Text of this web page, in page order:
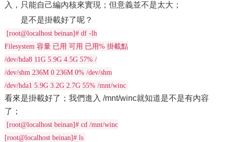
入，只能自己編內核來實現；但意義並不是太大；
是不是掛載好了呢？
[root@localhost beinan]# df -lh
Filesystem 容量 已用 可用 已用% 掛載點
/dev/hda8 11G 5.9G 4.5G 57% /
/dev/shm 236M 0 236M 0% /dev/shm
/dev/hda1 5.9G 3.2G 2.7G 55% /mnt/winc
看來是掛載好了；我們進入 /mnt/winc就知道是不是有內容
了；
[root@localhost beinan]# cd /mnt/winc
[root@localhost beinan]# ls